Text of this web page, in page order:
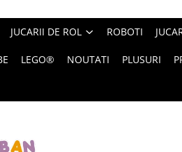
JUCARII DE ROL ROBOTI
LEGO® NOUTATI PLUSURI